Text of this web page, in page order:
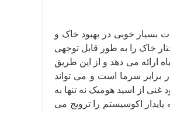
بالا است که اثرات بسیار خوبی در بهبود خاک و
خاک را به طور قابل توجهی
ارائه می دهد و از این طریق
برابر سرما است و می تواند
از اسید هومیک نه تنها به
اکوسیستم را ترویج می